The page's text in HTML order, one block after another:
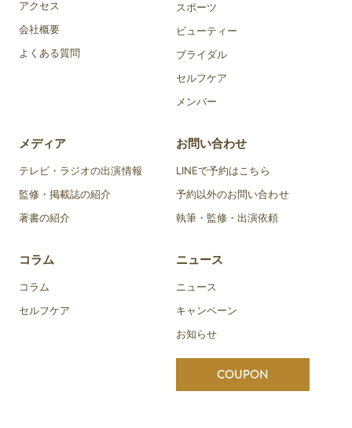
アクセス
会社概要
よくある質問
スポーツ
ビューティー
ブライダル
セルフケア
メンバー
メディア
テレビ・ラジオの出演情報
監修・掲載誌の紹介
著書の紹介
コラム
コラム
セルフケア
お問い合わせ
LINEで予約はこちら
予約以外のお問い合わせ
執筆・監修・出演依頼
ニュース
ニュース
キャンペーン
お知らせ
COUPON